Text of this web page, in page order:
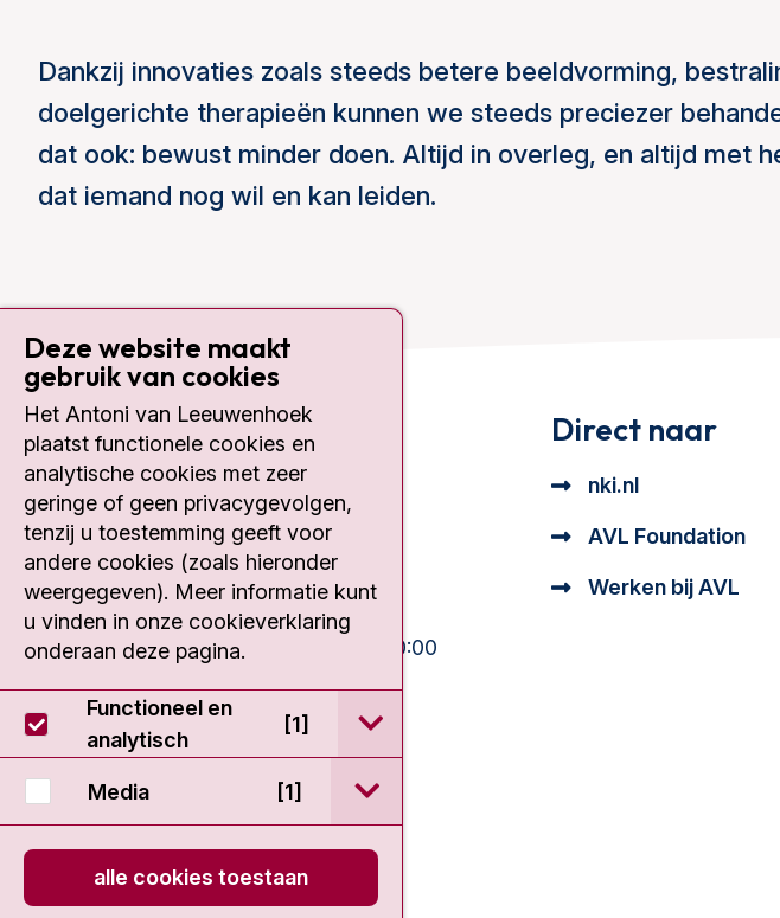
Dankzij innovaties zoals steeds betere beeldvorming,
doelgerichte therapieën kunnen we steeds preciezer
dat ook: bewust minder doen. Altijd in overleg, en altijd met
dat iemand nog wil en kan leiden.
Contact
Plesmanlaan 121
1066 CX Amsterdam
020 512 9111
Bezoektijden
Ma-Vrij:
10:30 - 13:00 en 15:00 - 20:00
Weekend: 10:30 - 20:00
IC:
10:00 - 22:00
Direct naar
nki.nl
AVL Foundation
Werken bij AVL
Deze website maakt
gebruik van cookies
Het Antoni van Leeuwenhoek
plaatst functionele cookies en
analytische cookies met zeer
geringe of geen privacygevolgen,
tenzij u toestemming geeft voor
andere cookies (zoals hieronder
weergegeven). Meer informatie kunt
u vinden in onze cookieverklaring
onderaan deze pagina.
Functioneel en
analytisch
[1] open / sluit Functioneel en analytisch
Media [1] open / sluit Media cookie beschrijving
alle cookies toestaan